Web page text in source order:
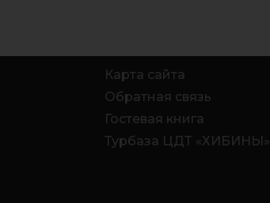
Карта сайта
Обратная связь
Гостевая книга
Турбаза ЦДТ «ХИБИНЫ»